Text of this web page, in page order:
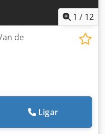
1 / 12
de
Ligar